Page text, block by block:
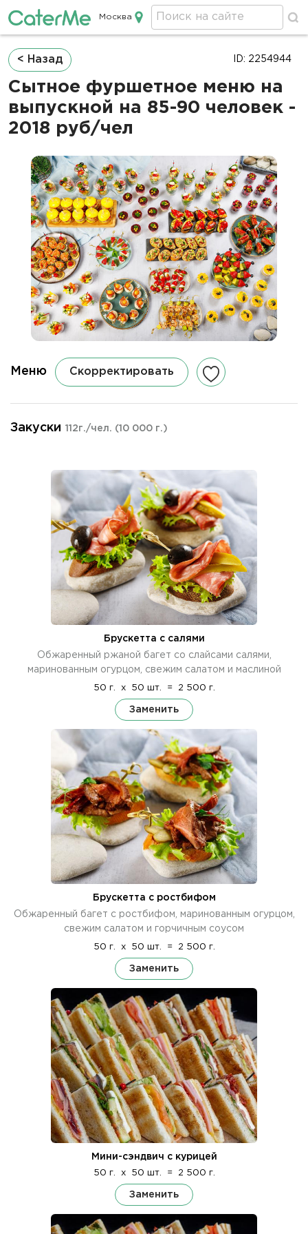
Кейтеринг в Москве
Москва
Строка
навигации
< Назад
Сытное фуршетное меню на
выпускной на 85-90 человек -
2018 руб/чел
ID: 2254944
Меню Скорректировать
Закуски 112г./чел. (10 000 г.)
Брускетта с салями
Обжаренный ржаной багет со слайсами салями,
маринованным огурцом, свежим салатом и маслиной
50 г. x 50 шт. = 2 500 г.
Заменить
Брускетта с ростбифом
Обжаренный багет с ростбифом, маринованным огурцом,
свежим салатом и горчичным соусом
50 г. x 50 шт. = 2 500 г.
Заменить
Мини-сэндвич с курицей
50 г. x 50 шт. = 2 500 г.
Заменить